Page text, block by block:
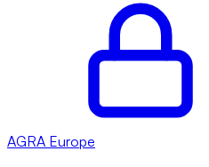
AGRA Europe